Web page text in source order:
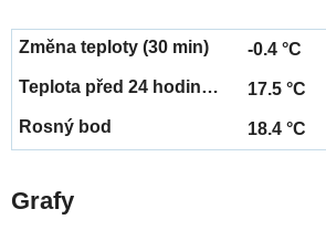
-0.4 °C
17.5 °C
18.4 °C
Grafy